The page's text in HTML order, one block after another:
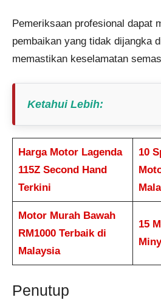
Pemeriksaan profesional dapat
pembaikan yang tidak dijangka
memastikan keselamatan
Ketahui Lebih:
Harga Motor Lagenda
115Z Second Hand
Terkini
10
Motor Murah Bawah
RM1000 Terbaik di
Malaysia
15
Penutup